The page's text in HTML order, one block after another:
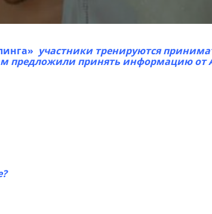
участники тренируются
предложили принять информацию от